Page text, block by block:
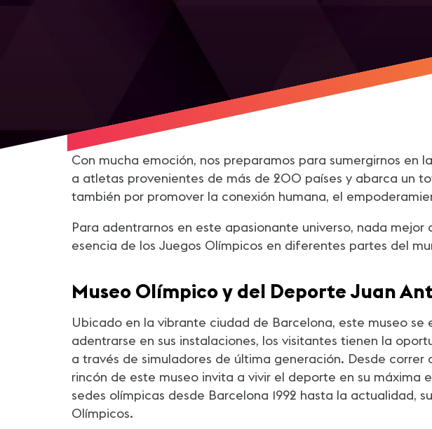
Con mucha emoción, nos preparamos para sumergirnos en
a atletas provenientes de más de 200 países y abarca un
también por promover la conexión humana, el
Para adentrarnos en este apasionante universo, nada
esencia de los Juegos Olímpicos en diferentes partes del
Museo Olímpico y del Deporte Juan
Ubicado en la vibrante ciudad de Barcelona, este museo
adentrarse en sus instalaciones, los visitantes tienen la
a través de simuladores de última generación. Desde
rincón de este museo invita a vivir el deporte en su
sedes olímpicas desde Barcelona 1992 hasta la actualidad,
Olímpicos.